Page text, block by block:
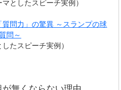
としたスピーチ実例）
質問力」の驚異 ～スランプの球
問～
たスピーチ実例）